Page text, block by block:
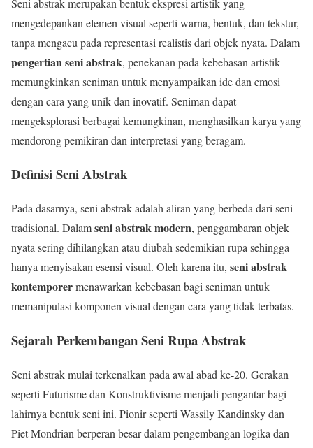
Seni abstrak merupakan bentuk ekspresi artistik yang
mengedepankan elemen visual seperti warna, bentuk, dan tekstur,
tanpa mengacu pada representasi realistis dari objek nyata. Dalam
pengertian seni abstrak, penekanan pada kebebasan artistik
memungkinkan seniman untuk menyampaikan ide dan emosi
dengan cara yang unik dan inovatif. Seniman dapat
mengeksplorasi berbagai kemungkinan, menghasilkan karya yang
mendorong pemikiran dan interpretasi yang beragam.
Definisi Seni Abstrak
Pada dasarnya, seni abstrak adalah aliran yang berbeda dari seni
tradisional. Dalamseni abstrak modern, penggambaran objek
nyata sering dihilangkan atau diubah sedemikian rupa sehingga
hanya menyisakan esensi visual. Oleh karena itu, seni abstrak
kontemporermenawarkan kebebasan bagi seniman untuk
memanipulasi komponen visual dengan cara yang tidak terbatas.
Sejarah Perkembangan Seni Rupa Abstrak
Seni abstrak mulai terkenalkan pada awal abad ke-20. Gerakan
seperti Futurisme dan Konstruktivisme menjadi pengantar bagi
lahirnya bentuk seni ini. Pionir seperti Wassily Kandinsky dan
Piet Mondrian berperan besar dalam pengembangan logika dan